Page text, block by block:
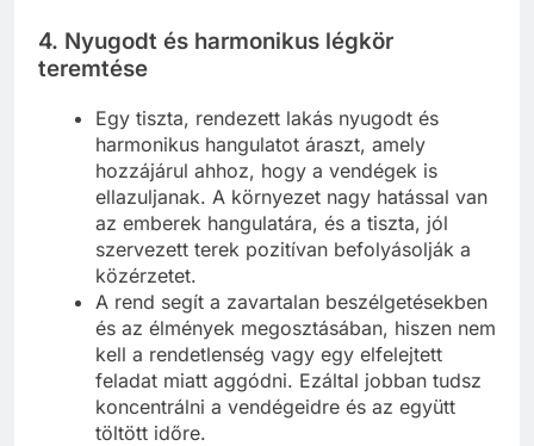
4. Nyugodt és harmonikus légkör
teremtése
Egy tiszta, rendezett lakás nyugodt és
harmonikus hangulatot áraszt, amely
hozzájárul ahhoz, hogy a vendégek is
ellazuljanak. A környezet nagy hatással van
az emberek hangulatára, és a tiszta, jól
szervezett terek pozitívan befolyásolják a
közérzetet.
A rend segít a zavartalan beszélgetésekben
és az élmények megosztásában, hiszen nem
kell a rendetlenség vagy egy elfelejtett
feladat miatt aggódni. Ezáltal jobban tudsz
koncentrálni a vendégeidre és az együtt
töltött időre.